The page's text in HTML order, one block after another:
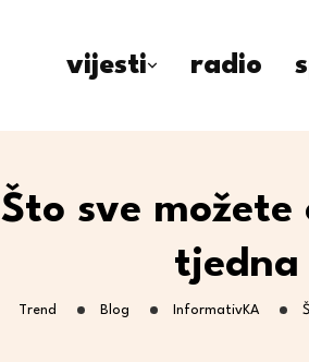
vijesti radio
Što sve
tjedna
Trend Blog InformativKA